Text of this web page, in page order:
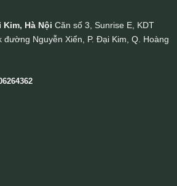
Kim, Hà Nội Căn số 3, Sunrise E, KDT
đường Nguyễn Xiển, P. Đại Kim, Q. Hoàng